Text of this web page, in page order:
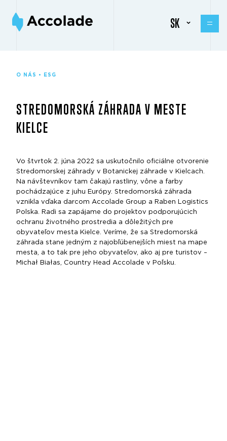
SK
O NÁS • ESG
STREDOMORSKÁ ZÁHRADA V MESTE
KIELCE
Vo štvrtok 2. júna 2022 sa uskutočnilo oficiálne otvorenie
Stredomorskej záhrady v Botanickej záhrade v Kielcach.
Na návštevníkov tam čakajú rastliny, vône a farby
pochádzajúce z juhu Európy. Stredomorská záhrada
vznikla vďaka darcom Accolade Group a Raben Logistics
Polska. Radi sa zapájame do projektov podporujúcich
ochranu životného prostredia a dôležitých pre
obyvateľov mesta Kielce. Veríme, že sa Stredomorská
záhrada stane jedným z najobľúbenejších miest na mape
mesta, a to tak pre jeho obyvateľov, ako aj pre turistov –
Michał Białas, Country Head Accolade v Poľsku.